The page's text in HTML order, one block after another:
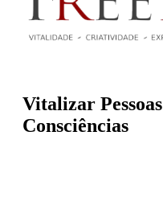
Vitalizar Pessoas
Consciências